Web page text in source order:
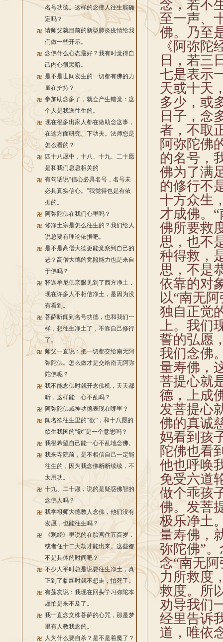
名号功德。这样的念佛人往生能确
定吗？
请师父就目前的新型肺炎疫情给我
们做一些开示。
念佛什么心态最好？我有时觉得自
己内心很黑暗。
是不是世间发生的一切都有佛的力
量在护持？
参加助念多了，就会产生错觉：这
个人是我送往生的。
现在很多出家人都在做助念这事，
在这方面研究、下功夫。法师您是
怎么看的？
四十八愿中，十八、十九、二十愿
是和我们息息相关的
有句话说“信心必具名号，名号未
必具真实信心。”我觉得也是有依
据的。
阿弥陀佛在我们心里吗？
修净土宗是怎么往生的？我们给人
说总要有理论依据吧。
是不是高僧大德更能觉察到自己的
恶？高僧大德的觉照能力也是来自
于佛吗？
释迦牟尼佛亲眼见到了西方净土，
现在许多人不相信净土，是因为没
有看到。
菩萨听闻到名号功德，也和我们一
样，想往生净土了，不靠自己修行
了。
师父一直说：把一切都交给南无阿
弥陀佛。怎么做才是交给南无阿弥
陀佛呢？
我不能念佛时就开念佛机，天天都
听，这样能一心不乱吗？
阿弥陀佛威神功德表现在哪里？
闻名欲往生里的“欲”，和十八愿的
欲生我国的“欲”是一个意思吗？
我很希望自己能一心不乱地念佛。
我来寺院前，是不相信自己一定能
往生的，因为我念佛断断续续，不
太用功。
十九、二十愿，说的是疑惑佛智的
念佛人吗？
我学祖师大德教人念佛，他们没有
发愿，也能往生吗？
《观经》里说的在胎宫住五百岁，
或者住十二大劫才能出来。这些都
不是具体的时间吧？
不少人平时总是说要往生净土，真
正到了临终时就不想走，怕死了。
有莲友说：我现在回头学习弥陀本
愿怕是来不及了。
我一直念文殊菩萨的心咒，那是梦
里有人教我念的。
人为什么要自杀？是不是着魔了？
念，若不
至一声、
佛。乃至
《阿弥
日，若三
七是表示
天或十天
多少，或
日子，念
者，不取
阿弥陀佛
的名号，
佛为了满
的修行不
十方众生
才成佛。
佛所要救
思，也不
种得救，
思，不是
依靠的对
以“南无
独自正觉
上。我们
誓的弘愿
我们念佛
量寿佛，
菩提心就
德，上成
发菩提心
佛的真诚
妈看到孩
陀佛也看
他也呼唤
免受六道
做个乖孩
佛。发菩
极乐净土
量寿佛，
弥陀佛”
念“南无
力所救度
救度。所
劝导我们
经里告诉
道，唯依